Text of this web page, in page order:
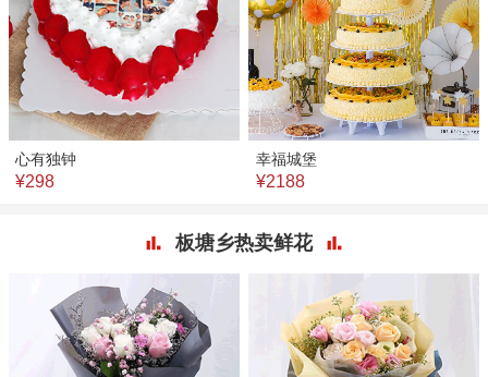
心有独钟
¥298
幸福城堡
¥2188
板塘乡热卖鲜花